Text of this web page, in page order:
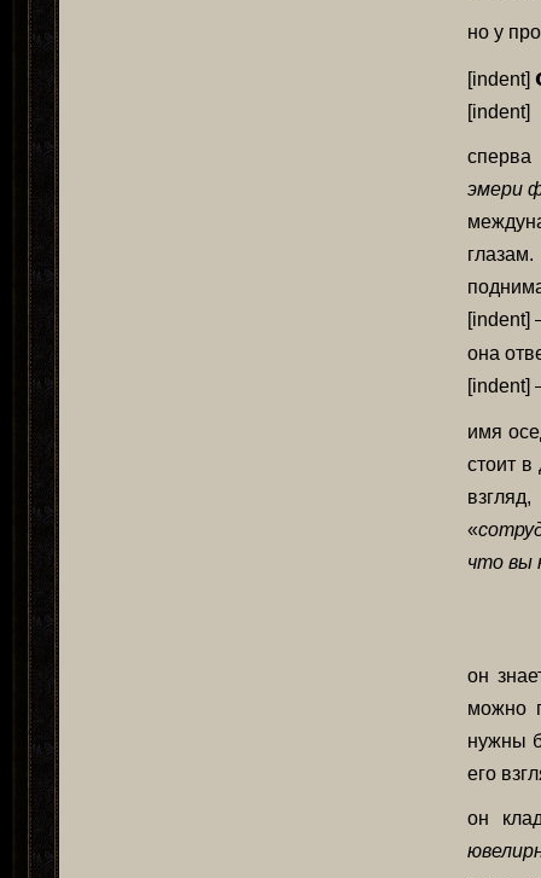
но у
[indent]
[indent]
эмери
[indent]
она
[indent]
имя
стоит
«
что вы
он
можно
нужны
его
он